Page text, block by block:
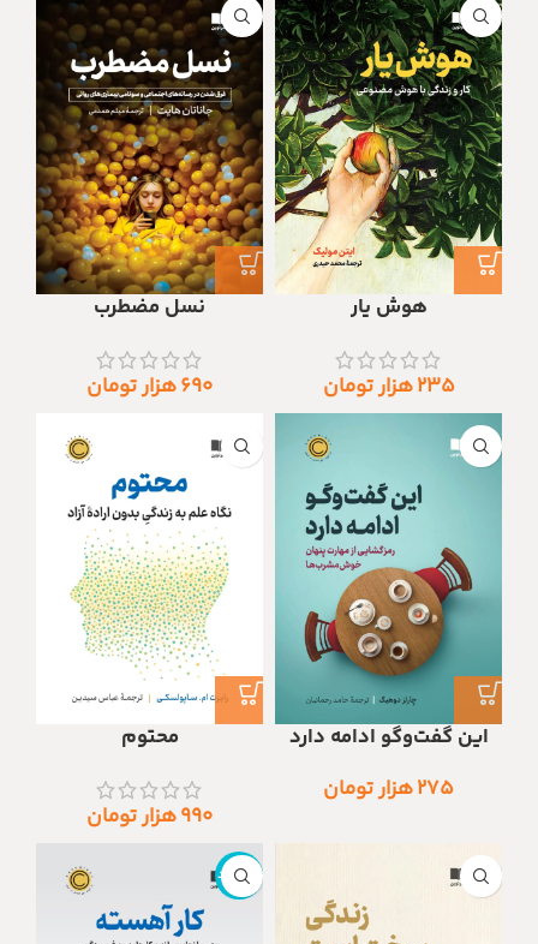
هوش یار
۲۳۵هزار تومان
نسل مضطرب
۶۹۰هزار تومان
این گفت‌وگو ادامه دارد
۲۷۵هزار تومان
محتوم
۹۹۰هزار تومان
ناموجود